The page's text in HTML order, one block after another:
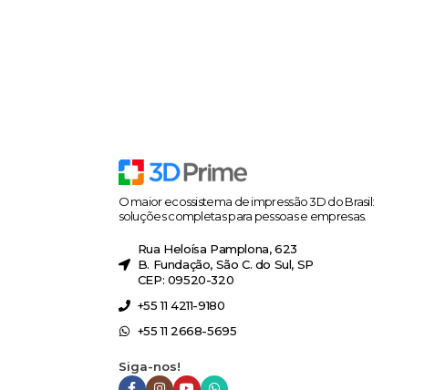
O maior ecossistema de impressão 3D do Brasil:
soluções completas para pessoas e empresas.
Rua Heloísa Pamplona, 623
B. Fundação, São C. do Sul, SP
CEP: 09520-320
+55 11 4211-9180
+55 11 2668-5695
Siga-nos!